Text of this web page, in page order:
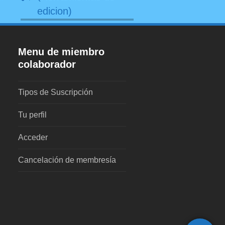
edicion)
Menu de miembro
colaborador
Tipos de Suscripción
Tu perfil
Acceder
Cancelación de membresía